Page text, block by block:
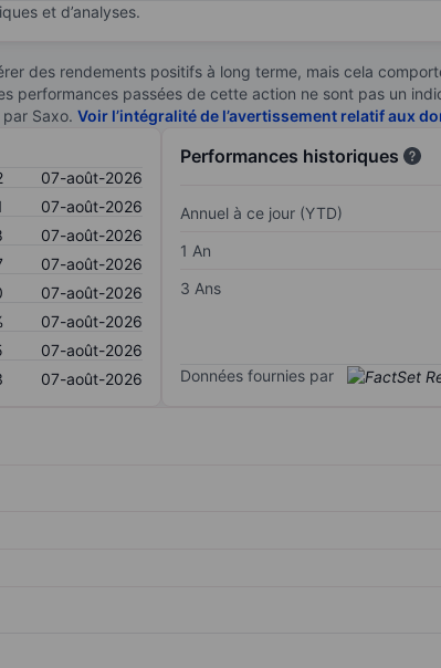
et d’analyses.
des rendements positifs à long terme, mais cela
performances passées de cette action ne sont pas un
Saxo. Voir l’intégralité de l’avertissement relatif aux
07-août-2026
07-août-2026
07-août-2026
07-août-2026
07-août-2026
07-août-2026
07-août-2026
07-août-2026
Performances historiques
Annuel à ce jour (YTD)
1 An
3 Ans
Données fournies par